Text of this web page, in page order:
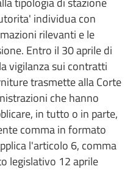
individua con
rilevanti e le
Entro il 30 aprile di
vigilanza sui contratti
trasmette alla Corte
che hanno
in tutto o in parte,
comma in formato
l'articolo 6, comma
legislativo 12 aprile